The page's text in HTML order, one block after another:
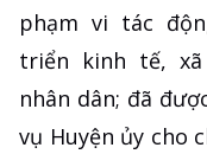
phạm vi tác
triển kinh tế,
nhân dân; đã
vụ Huyện ủy cho